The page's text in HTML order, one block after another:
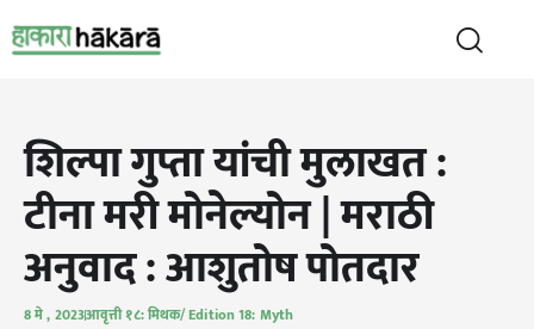
शिल्पा गुप्ता यांची मुलाखत :
टीना मरी मोनेल्योन | मराठी
अनुवाद : आशुतोष पोतदार
8 मे , 2023आवृत्ती १८: मिथक/ Edition 18: Myth